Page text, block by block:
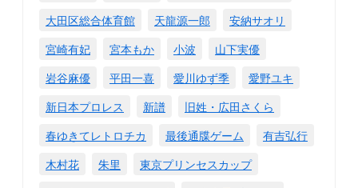
大田区総合体育館
天龍源一郎
安納サオリ
宮崎有妃
宮本もか 小波
山下実優
岩谷麻優
平田一喜 愛川ゆず季
愛野ユキ
新日本プロレス
新譜
旧姓・広田さくら
春ゆきてレトロチカ
最後通牒ゲーム
有吉弘行
木村花
朱里
東京プリンセスカップ